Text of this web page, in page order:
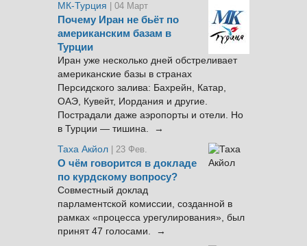
МК-Турция
| 04 Март
Почему Иран не бьёт по
американским базам в
Турции
Иран уже несколько дней обстреливает
американские базы в странах
Персидского залива: Бахрейн, Катар,
ОАЭ, Кувейт, Иордания и другие.
Пострадали даже аэропорты и отели. Но
в Турции — тишина. →
Таха Акйол | 23 Фев.
О чём говорится в докладе
по курдскому вопросу?
Совместный доклад
парламентской комиссии, созданной в
рамках «процесса урегулирования», был
принят 47 голосами. →